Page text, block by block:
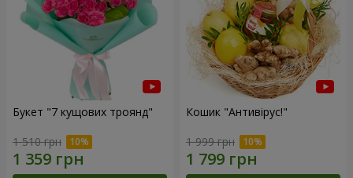
Букет "7 кущових троянд"
1 510 грн
Кошик "Антивірус!"
1 999 грн